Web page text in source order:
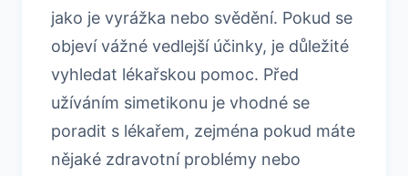
jako je vyrážka nebo svědění. Pokud se
objeví vážné vedlejší účinky, je důležité
vyhledat lékařskou pomoc. Před
užíváním simetikonu je vhodné se
poradit s lékařem, zejména pokud máte
nějaké zdravotní problémy nebo